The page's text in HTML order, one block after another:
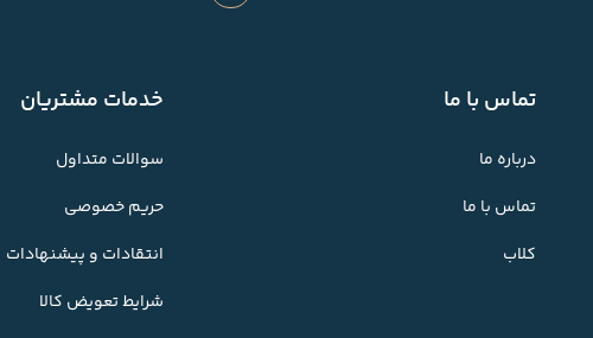
تماس با ما
درباره ما
تماس با ما
کلاب
خدمات مشتریان
سوالات متداول
حریم خصوصی
انتقادات و پیشنهادات
شرایط تعویض کالا